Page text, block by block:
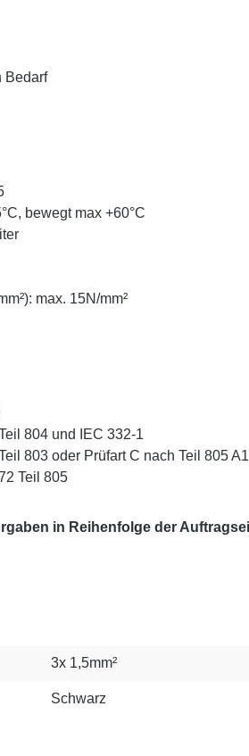
Bedarf
bewegt max +60°C
max. 15N/mm²
804 und IEC 332-1
803 oder Prüfart C nach Teil 805 A1
Teil 805
in Reihenfolge der
3x 1,5mm²
Schwarz